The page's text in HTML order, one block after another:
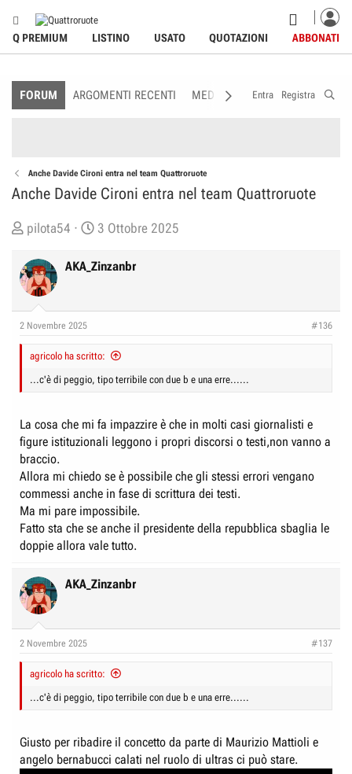
Q PREMIUM LISTINO USATO QUOTAZIONI ABBONATI
FORUM ARGOMENTI RECENTI MEDIA MEMBRI
Entra Registra
Anche Davide Cironi entra nel team Quattroruote
Anche Davide Cironi entra nel team Quattroruote
C
e
a
o
e
D
c
u
s
s
i
o
n
pilota54
D
t
n
i
i
o
3 Ottobre 2025
AKA_Zinzanbr
2 Novembre 2025 #136
agricolo ha scritto:
...c'è di peggio, tipo terribile con due b e una erre......
La cosa che mi fa impazzire è che in molti casi giornalisti e
figure istituzionali leggono i propri discorsi o testi,non vanno a
braccio.
Allora mi chiedo se è possibile che gli stessi errori vengano
commessi anche in fase di scrittura dei testi.
Ma mi pare impossibile.
Fatto sta che se anche il presidente della repubblica sbaglia le
doppie allora vale tutto.
AKA_Zinzanbr
2 Novembre 2025 #137
agricolo ha scritto:
...c'è di peggio, tipo terribile con due b e una erre......
Giusto per ribadire il concetto da parte di Maurizio Mattioli e
angelo bernabucci calati nel ruolo di ultras ci può stare.